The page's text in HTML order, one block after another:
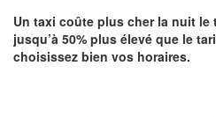
Un taxi coûte plus cher la nuit
jusqu’à 50% plus élevé que le
choisissez bien vos horaires.